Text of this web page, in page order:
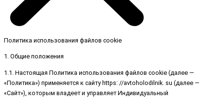
Политика использования файлов cookie
1. Общие положения
1.1. Настоящая Политика использования файлов cookie (далее —
«Политика») применяется к сайту https: //avtoholodilnik. su (далее —
«Сайт»), которым владеет и управляет Индивидуальный